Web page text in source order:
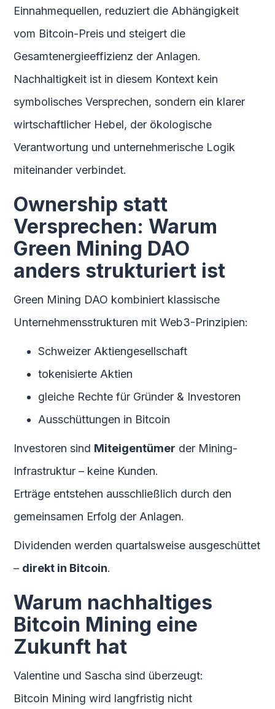
Einnahmequellen, reduziert die Abhängigkeit
vom Bitcoin-Preis und steigert die
Gesamtenergieeffizienz der Anlagen.
Nachhaltigkeit ist in diesem Kontext kein
symbolisches Versprechen, sondern ein klarer
wirtschaftlicher Hebel, der ökologische
Verantwortung und unternehmerische Logik
miteinander verbindet.
Ownership statt
Versprechen: Warum
Green Mining DAO
anders strukturiert ist
Green Mining DAO kombiniert klassische
Unternehmensstrukturen mit Web3-Prinzipien:
Schweizer Aktiengesellschaft
tokenisierte Aktien
gleiche Rechte für Gründer & Investoren
Ausschüttungen in Bitcoin
Investoren sind Miteigentümer der Mining-
Infrastruktur – keine Kunden.
Erträge entstehen ausschließlich durch den
gemeinsamen Erfolg der Anlagen.
Dividenden werden quartalsweise ausgeschüttet
– direkt in Bitcoin.
Warum nachhaltiges
Bitcoin Mining eine
Zukunft hat
Valentine und Sascha sind überzeugt:
Bitcoin Mining wird langfristig nicht